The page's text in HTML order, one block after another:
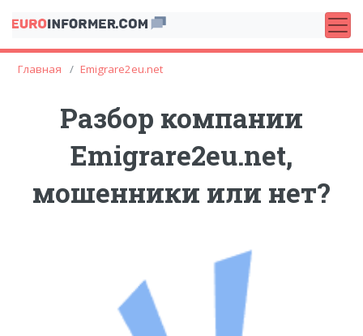
Главная Emigrare2eu.net
Разбор компании
Emigrare2eu.net,
мошенники или нет?